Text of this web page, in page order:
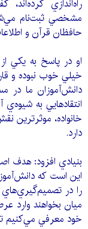
راه‌اندازي
مشخصي ثبت‌نام
حافظان قرآن و
او در پاسخ به يكي
خيلي خوب نبوده و
دانش‌آموزان ما در
انتقادهايي به
خانواده، موثرترين
دارد.
بنيادي افزود: هدف
اين است كه
را در
ميان بخواهند وارد
خود معرفي مي‌كنيم